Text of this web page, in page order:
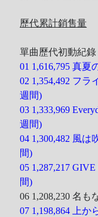
歷代累計銷售量
單曲歷代初動紀錄
01 1,616,795 真夏
02 1,354,492 フラ
週間)
03 1,333,969
週間)
04 1,300,482 風は
間)
05 1,287,217
間)
06 1,208,230 名も
07 1,198,864 上か